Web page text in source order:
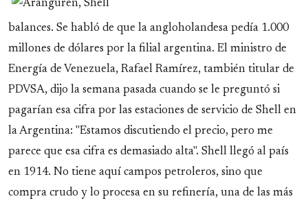
balances. Se habló de que la angloholandesa pedía 1.000
millones de dólares por la filial argentina. El ministro de
Energía de Venezuela, Rafael Ramírez, también titular de
PDVSA, dijo la semana pasada cuando se le preguntó si
pagarían esa cifra por las estaciones de servicio de Shell en
la Argentina: "Estamos discutiendo el precio, pero me
parece que esa cifra es demasiado alta". Shell llegó al país
en 1914. No tiene aquí campos petroleros, sino que
compra crudo y lo procesa en su refinería, una de las más